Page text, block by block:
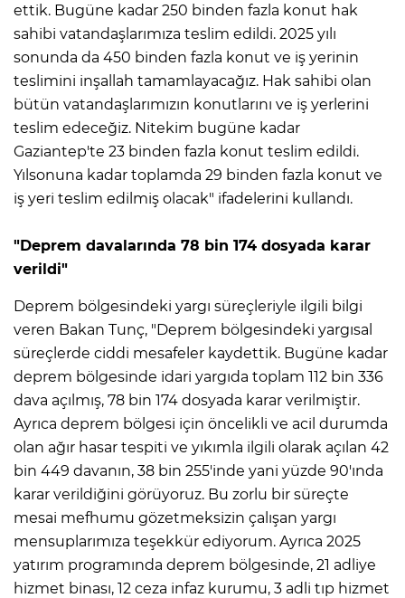
ettik. Bugüne kadar 250 binden fazla konut hak
sahibi vatandaşlarımıza teslim edildi. 2025 yılı
sonunda da 450 binden fazla konut ve iş yerinin
teslimini inşallah tamamlayacağız. Hak sahibi olan
bütün vatandaşlarımızın konutlarını ve iş yerlerini
teslim edeceğiz. Nitekim bugüne kadar
Gaziantep'te 23 binden fazla konut teslim edildi.
Yılsonuna kadar toplamda 29 binden fazla konut ve
iş yeri teslim edilmiş olacak" ifadelerini kullandı.
"Deprem davalarında 78 bin 174 dosyada karar
verildi"
Deprem bölgesindeki yargı süreçleriyle ilgili bilgi
veren Bakan Tunç, "Deprem bölgesindeki yargısal
süreçlerde ciddi mesafeler kaydettik. Bugüne kadar
deprem bölgesinde idari yargıda toplam 112 bin 336
dava açılmış, 78 bin 174 dosyada karar verilmiştir.
Ayrıca deprem bölgesi için öncelikli ve acil durumda
olan ağır hasar tespiti ve yıkımla ilgili olarak açılan 42
bin 449 davanın, 38 bin 255'inde yani yüzde 90'ında
karar verildiğini görüyoruz. Bu zorlu bir süreçte
mesai mefhumu gözetmeksizin çalışan yargı
mensuplarımıza teşekkür ediyorum. Ayrıca 2025
yatırım programında deprem bölgesinde, 21 adliye
hizmet binası, 12 ceza infaz kurumu, 3 adli tıp hizmet